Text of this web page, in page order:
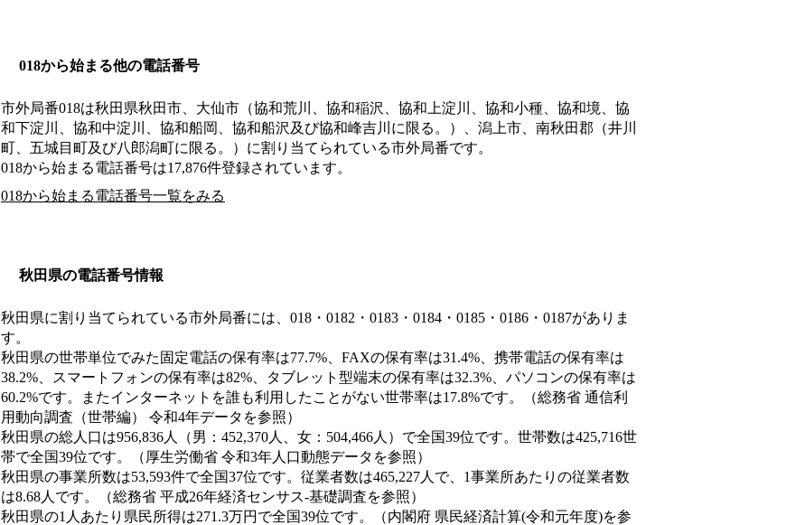
018から始まる他の電話番号
市外局番018は秋田県秋田市、大仙市（協和荒川、協和稲沢、協和上淀川、協和小種、協和境、協
和下淀川、協和中淀川、協和船岡、協和船沢及び協和峰吉川に限る。）、潟上市、南秋田郡（井川
町、五城目町及び八郎潟町に限る。） に割り当てられている市外局番です。
018から始まる電話番号は17,876件登録されています。
018から始まる電話番号一覧をみる
秋田県の電話番号情報
秋田県に割り当てられている市外局番には、018・0182・0183・0184・0185・0186・0187がありま
す。
秋田県の世帯単位でみた固定電話の保有率は77.7%、FAXの保有率は31.4%、携帯電話の保有率は
38.2%、スマートフォンの保有率は82%、タブレット型端末の保有率は32.3%、パソコンの保有率は
60.2%です。またインターネットを誰も利用したことがない世帯率は17.8%です。（総務省 通信利
用動向調査（世帯編） 令和4年データを参照）
秋田県の総人口は956,836人（男：452,370人、女：504,466人）で全国39位です。世帯数は425,716世
帯で全国39位です。（厚生労働省 令和3年人口動態データを参照）
秋田県の事業所数は53,593件で全国37位です。従業者数は465,227人で、1事業所あたりの従業者数
は8.68人です。（総務省 平成26年経済センサス‐基礎調査を参照）
秋田県の1人あたり県民所得は271.3万円で全国39位です。（内閣府 県民経済計算(令和元年度)を参